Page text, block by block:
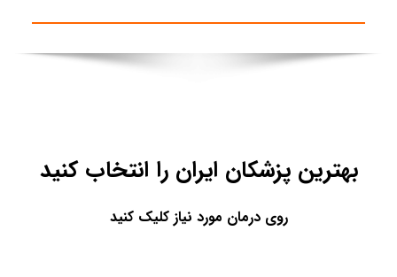
بهترین پزشکان ایران را انتخاب کنید
روی درمان مورد نیاز کلیک کنید